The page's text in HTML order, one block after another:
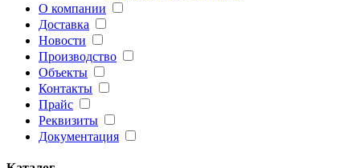
О компании
Доставка
Новости
Производство
Объекты
Контакты
Прайс
Реквизиты
Документация